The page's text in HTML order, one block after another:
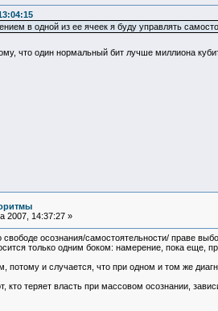
в одной из ее ячеек я буду управлять
что один нормальный бит лучше миллиона
2007, 14:37:27 »
осознания/самостоятельности/ праве
только одним боком: намерение, пока еще,
потому и случается, что при одном и том же
кто теряет власть при массовом осознании,